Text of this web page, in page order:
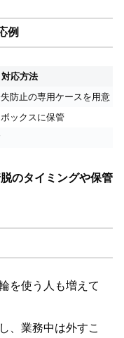
例
応方法
防止の専用ケースを用意
ックスに保管
のタイミングや保管
を使う人も増えて
、業務中は外すこ